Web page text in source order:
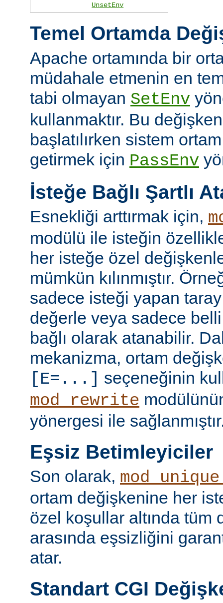
UnsetEnv
Temel Ortamda
Apache ortamında bir
müdahale etmenin en
tabi olmayan SetEnv
kullanmaktır. Bu
başlatılırken sistem
getirmek için PassEnv
İsteğe Bağlı Şartlı
Esnekliği arttırmak için,
modülü ile isteğin
her isteğe özel
mümkün kılınmıştır.
sadece isteği yapan
değerle veya sadece belli
bağlı olarak atanabilir.
mekanizma, ortam
[E=...] seçeneğinin
mod_rewrite
yönergesi ile
Eşsiz Betimleyiciler
Son olarak,
ortam değişkenine her
özel koşullar altında tüm
arasında eşsizliğini
atar.
Standart CGI